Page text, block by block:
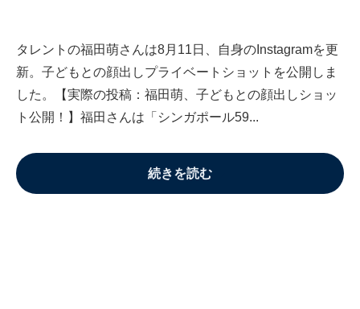
タレントの福田萌さんは8月11日、自身のInstagramを更
新。子どもとの顔出しプライベートショットを公開しま
した。【実際の投稿：福田萌、子どもとの顔出しショッ
ト公開！】福田さんは「シンガポール59...
続きを読む